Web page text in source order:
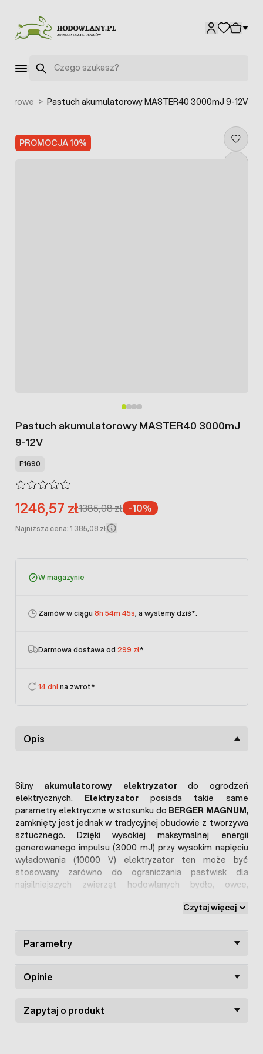
Szukaj
> Pastuch akumulatorowy MASTER40 3000mJ 9-12V
PROMOCJA 10%
Pastuch akumulatorowy MASTER40 3000mJ
9-12V
F1690
1246,57 zł1385,08 zł -10%
Najniższa cena: 1 385,08 zł
W magazynie
Zamów w ciągu 8h 54m 45s, a wyślemy dziś*.
Darmowa dostawa od 299 zł*
14 dni na zwrot*
Opis
Silny akumulatorowy elektryzatordo ogrodzeń
elektrycznych. Elektryzatorposiada takie same
parametry elektryczne w stosunku do BERGER MAGNUM,
zamknięty jest jednak w tradycyjnej obudowie z tworzywa
sztucznego. Dzięki wysokiej maksymalnej energii
generowanego impulsu (3000 mJ) przy wysokim napięciu
wyładowania (10000 V) elektryzator ten może być
stosowany zarówno do ograniczania pastwisk dla
najsilniejszych zwierząt hodowlanych bydło, owce,
baterii 9 V bądź akumulatorów 12 V. Ten silny elektryzator
miejsce na zasilający go akumulator. (maksymalne wymiary
Elektryzator MASTER 40
to urządzenie najwyższej klasy,
Czytaj więcej
Parametry
Opinie
Zapytaj o produkt